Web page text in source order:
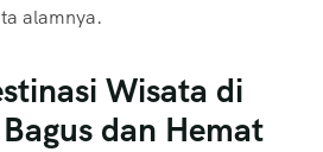
alamnya.
Wisata di
dan Hemat